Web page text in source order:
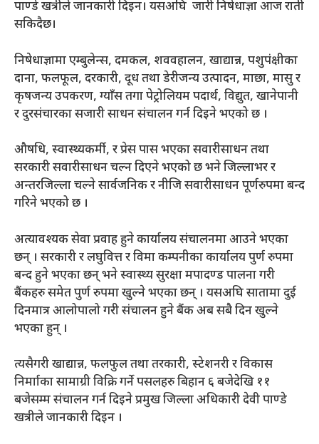
पाण्डे खत्रीले जानकारी दिइन। यसअघि जारी निषेधाज्ञा आज राती
सकिदैछ।
निषेधाज्ञामा एम्बुलेन्स, दमकल, शववहालन, खाद्यान्न, पशुपंक्षीका
दाना, फलफूल, दरकारी, दूध तथा डेरीजन्य उत्पादन, माछा, मासु र
कृषजन्य उपकरण, ग्याँस तगा पेट्रोलियम पदार्थ, विद्युत, खानेपानी
र दुरसंचारका सजारी साधन संचालन गर्न दिइने भएको छ ।
औषधि, स्वास्थ्यकर्मी, र प्रेस पास भएका सवारीसाधन तथा
सरकारी सवारीसाधन चल्न दिएने भएको छ भने जिल्लाभर र
अन्तरजिल्ला चल्ने सार्वजनिक र नीजि सवारीसाधन पूर्णरुपमा बन्द
गरिने भएको छ ।
अत्यावश्यक सेवा प्रवाह हुने कार्यालय संचालनमा आउने भएका
छन् । सरकारी र लघुवित्त र विमा कम्पनीका कार्यालय पुर्ण रुपमा
बन्द हुने भएका छन् भने स्वास्थ्य सुरक्षा मपादण्ड पालना गरी
बैंकहरु समेत पुर्ण रुपमा खुल्ने भएका छन् । यसअघि सातामा दुई
दिनमात्र आलोपालो गरी संचालन हुने बैंक अब सबै दिन खुल्ने
भएका हुन् ।
त्यसैगरी खाद्यान्न, फलफुल तथा तरकारी, स्टेशनरी र विकास
निर्मााका सामाग्री विक्रि गर्ने पसलहरु बिहान ६ बजेदेखि ११
बजेसम्म संचालन गर्न दिइने प्रमुख जिल्ला अधिकारी देवी पाण्डे
खत्रीले जानकारी दिइन ।